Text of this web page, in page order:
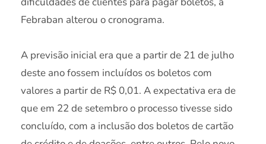
Febraban alterou o cronograma.
A previsão inicial era que a partir de 21 de julho
deste ano fossem incluídos os boletos com
valores a partir de R$ 0,01. A expectativa era de
que em 22 de setembro o processo tivesse sido
concluído, com a inclusão dos boletos de cartão